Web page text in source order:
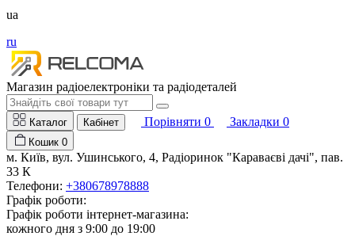
ua
ru
Магазин радіоелектроніки та радіодеталей
Каталог Кабінет Порівняти 0 Закладки 0
Кошик 0
м. Київ, вул. Ушинського, 4, Радіоринок "Караваєві дачі", пав.
33 К
Телефони: +380678978888
Графік роботи:
Графік роботи інтернет-магазина:
кожного дня з 9:00 до 19:00